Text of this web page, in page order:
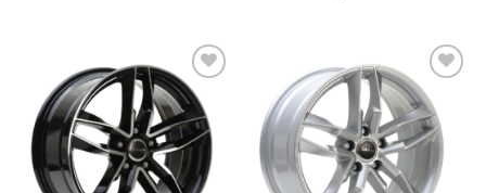
Aggiungi
alla lista
dei
desideri
Aggiungi
alla lista
dei
desideri